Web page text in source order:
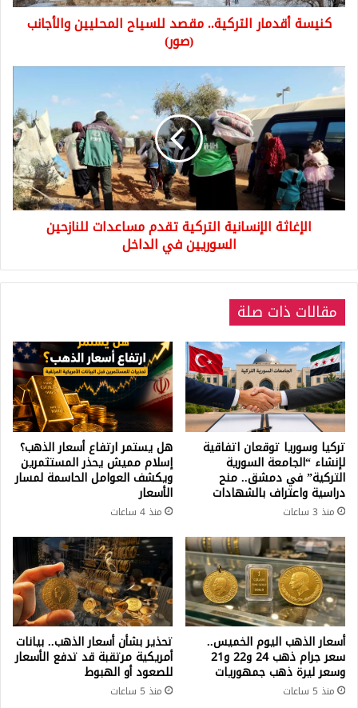
كنيسة أقدمار التركية.. مقصد للسياح المحليين والأجانب
(صور)
الإغاثة
الإنسانية
التركية
تقدم
مساعدات
للنازحين
السوريين
في
الداخل
الإغاثة الإنسانية التركية تقدم مساعدات للنازحين
السوريين في الداخل
مقالات ذات صلة
تركيا وسوريا توقعان اتفاقية
لإنشاء “الجامعة السورية
التركية” في دمشق.. منح
دراسية واعتراف بالشهادات
منذ 3 ساعات
هل يستمر ارتفاع أسعار الذهب؟
إسلام مميش يحذر المستثمرين
ويكشف العوامل الحاسمة لمسار
الأسعار
منذ 4 ساعات
أسعار الذهب اليوم الخميس..
سعر جرام ذهب 24 و22 و21
وسعر ليرة ذهب جمهوريات
منذ 5 ساعات
تحذير بشأن أسعار الذهب.. بيانات
أمريكية مرتقبة قد تدفع الأسعار
للصعود أو الهبوط
منذ 5 ساعات